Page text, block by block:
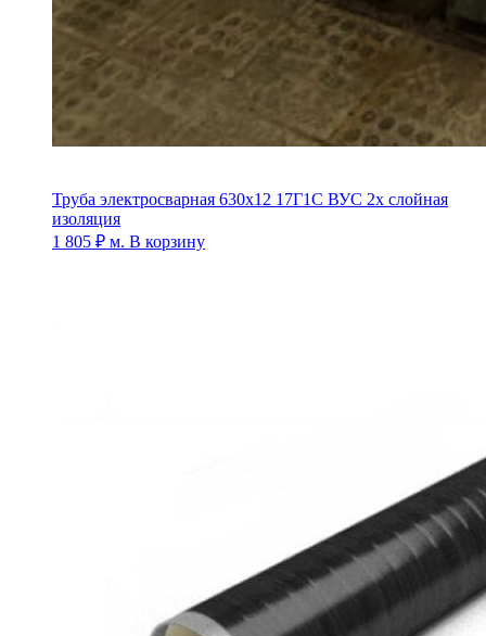
Труба электросварная 630х12 17Г1С ВУС 2х слойная
изоляция
1 805 ₽ м. В корзину